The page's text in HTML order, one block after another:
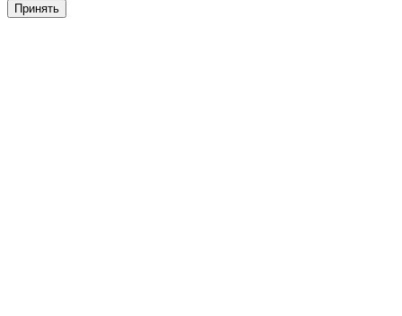
Принять